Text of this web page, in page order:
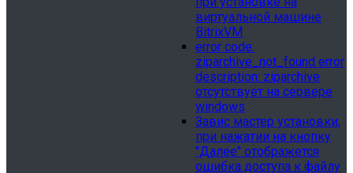
виртуальной машине
BitrixVM
error сode:
ziparchive_not_found error
description: ziparchive
отсутствует на сервере
windows
Завис мастер установки,
при нажатии на кнопку
"Далее" отображется
ошибка доступа к файлу